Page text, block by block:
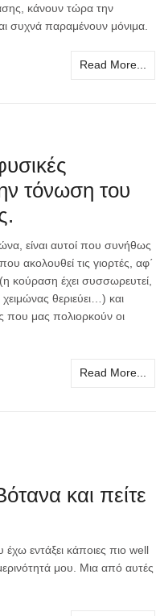
κάνουν τώρα την
συχνά παραμένουν μόνιμα.
Read More...
τόνωση του
είναι αυτοί που συνήθως
ακολουθεί τις γιορτές, αφ΄
κούραση έχει συσσωρευτεί,
θεριεύει…) και
που μας πολιορκούν οι
Read More...
και πείτε
εντάξει κάποιες πιο well
μου. Μια από αυτές